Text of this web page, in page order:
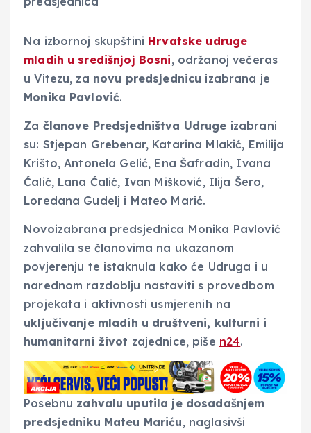
Na izbornoj skupštini Hrvatske udruge
mladih u središnjoj Bosni, održanoj večeras
u Vitezu, za novu predsjednicu izabrana je
Monika Pavlović.
Za članove Predsjedništva Udruge izabrani
su: Stjepan Grebenar, Katarina Mlakić, Emilija
Krišto, Antonela Gelić, Ena Šafradin, Ivana
Ćalić, Lana Ćalić, Ivan Mišković, Ilija Šero,
Loredana Gudelj i Mateo Marić.
Novoizabrana predsjednica Monika Pavlović
zahvalila se članovima na ukazanom
povjerenju te istaknula kako će Udruga i u
narednom razdoblju nastaviti s provedbom
projekata i aktivnosti usmjerenih na
uključivanje mladih u društveni, kulturni i
humanitarni život zajednice, piše n24.
Posebnu zahvalu uputila je dosadašnjem
predsjedniku Mateu Mariću, naglasivši